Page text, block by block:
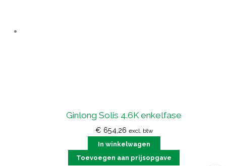
Ginlong Solis 4.6K enkelfase
€ 654,26 excl. btw
In winkelwagen
Toevoegen aan prijsopgave